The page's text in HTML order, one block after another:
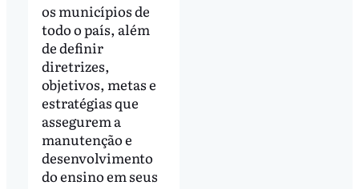
os municípios de
todo o país, além
de definir
diretrizes,
objetivos, metas e
estratégias que
assegurem a
manutenção e
desenvolvimento
do ensino em seus